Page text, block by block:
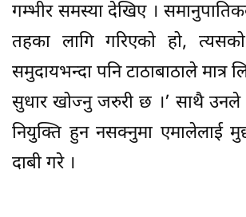
गम्भीर समस्या देखिए ।
तहका लागि गरिएको हो,
समुदायभन्दा पनि टाठाबाठाले मात्र
सुधार खोज्नु जरुरी छ ।’ साथै उनले
नियुक्ति हुन नसक्नुमा एमालेलाई
दाबी गरे ।